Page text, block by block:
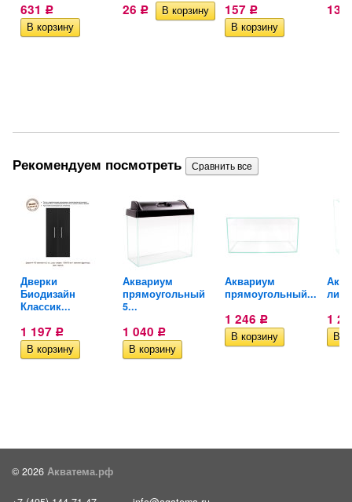
631 Р 26 Р 157 Р 13
Рекомендуем посмотреть
Дверки
Биодизайн
Классик...
1 197 Р
Аквариум
прямоугольный
5...
1 040 Р
Аквариум
прямоугольный...
1 246 Р 1
© 2026 Акватема.рф